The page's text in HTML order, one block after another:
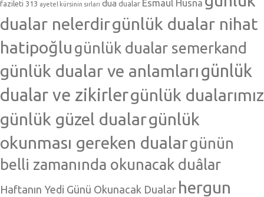
fazileti 313 ayetel kürsinin sırları dua dualar Esmaül Hüsna
dualar nelerdirgünlük dualar nihat
hatipoğlu günlük dualar semerkand
günlük dualar ve anlamlarıgünlük
dualar ve zikirlergünlük dualarımız
günlük güzel dualargünlük
okunması gereken dualargünün
belli zamanında okunacak duâlar
Haftanın Yedi Günü Okunacak Dualar hergun